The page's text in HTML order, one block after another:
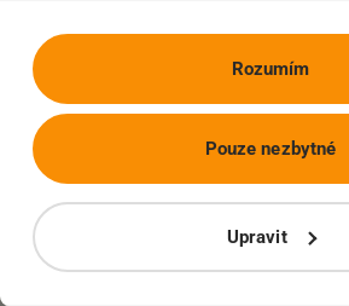
Rozumím
Upravit
Pouze nezbytné